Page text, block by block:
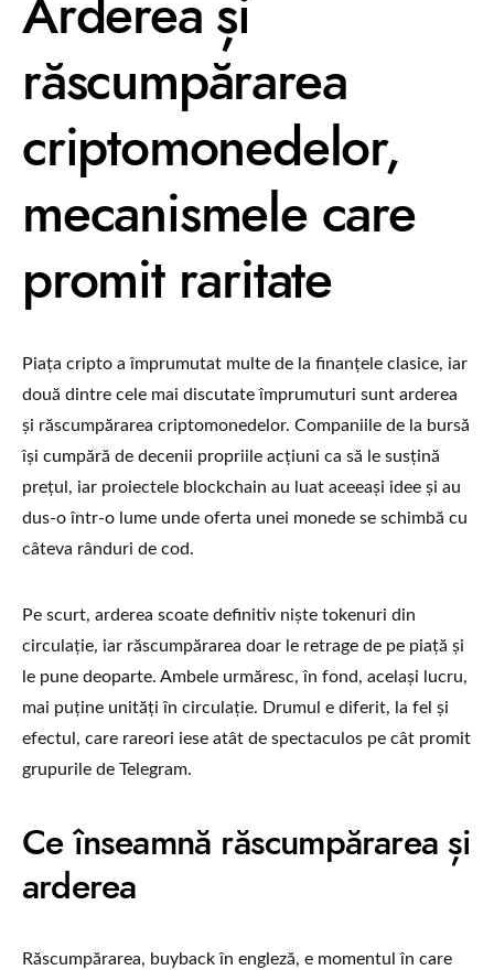
Arderea și
răscumpărarea
criptomonedelor,
mecanismele care
promit raritate
Piața cripto a împrumutat multe de la finanțele clasice, iar
două dintre cele mai discutate împrumuturi sunt arderea
și răscumpărarea criptomonedelor. Companiile de la bursă
își cumpără de decenii propriile acțiuni ca să le susțină
prețul, iar proiectele blockchain au luat aceeași idee și au
dus-o într-o lume unde oferta unei monede se schimbă cu
câteva rânduri de cod.
Pe scurt, arderea scoate definitiv niște tokenuri din
circulație, iar răscumpărarea doar le retrage de pe piață și
le pune deoparte. Ambele urmăresc, în fond, același lucru,
mai puține unități în circulație. Drumul e diferit, la fel și
efectul, care rareori iese atât de spectaculos pe cât promit
grupurile de Telegram.
Ce înseamnă răscumpărarea și
arderea
Răscumpărarea, buyback în engleză, e momentul în care